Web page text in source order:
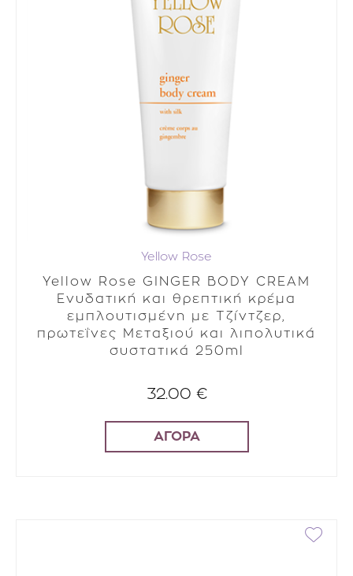
Yellow Rose
Yellow Rose GINGER BODY CREAM
Ενυδατική και θρεπτική κρέμα
εμπλουτισμένη με Τζίντζερ,
πρωτεΐνες Μεταξιού και λιπολυτικά
συστατικά 250ml
32.00 €
ΑΓΟΡΑ